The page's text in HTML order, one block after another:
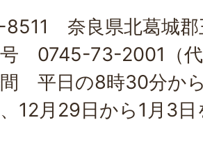
奈良県北葛城郡
号 0745-73-2001（
平日の8時30分か
、12月29日から1月3